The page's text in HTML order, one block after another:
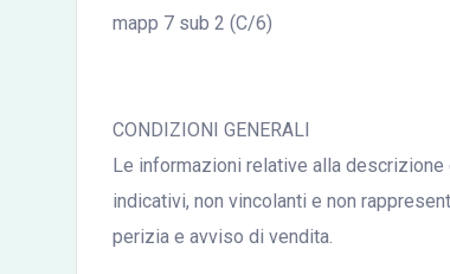
mapp 7 sub 2 (C/6)
CONDIZIONI GENERALI
Le informazioni relative alla
indicativi, non vincolanti e non
perizia e avviso di vendita.